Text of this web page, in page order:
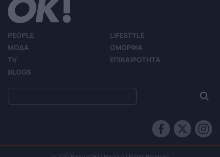
PEOPLE
LIFESTYLE
ΜΟΔΑ
ΟΜΟΡΦΙΑ
TV
ΕΠΙΚΑΙΡΟΤΗΤΑ
BLOGS